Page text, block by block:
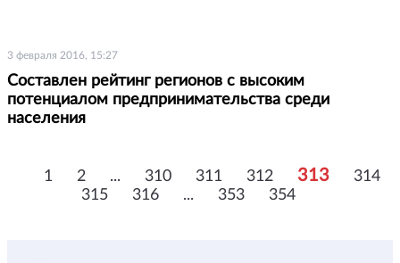
3 февраля 2016, 15:27
Составлен рейтинг регионов с высоким
потенциалом предпринимательства среди
населения
1 2 ... 310 311 312 313
314
315
316 ... 353 354